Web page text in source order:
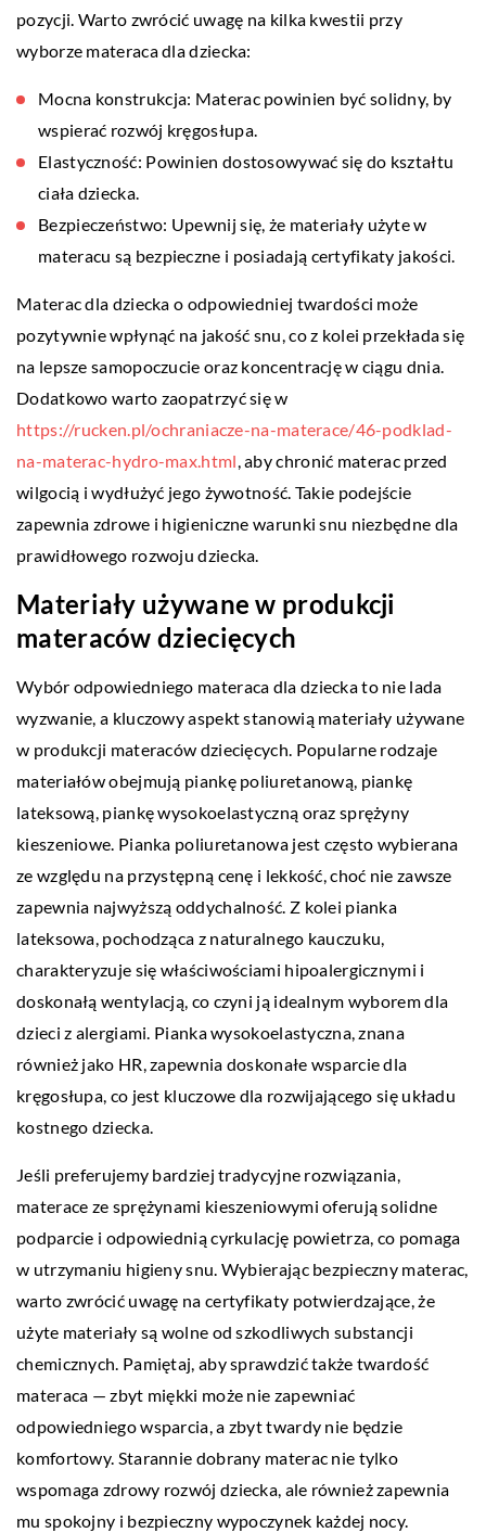
pozycji. Warto zwrócić uwagę na kilka kwestii przy
wyborze materaca dla dziecka:
Mocna konstrukcja: Materac powinien być solidny, by
wspierać rozwój kręgosłupa.
Elastyczność: Powinien dostosowywać się do kształtu
ciała dziecka.
Bezpieczeństwo: Upewnij się, że materiały użyte w
materacu są bezpieczne i posiadają certyfikaty jakości.
Materac dla dziecka o odpowiedniej twardości może
pozytywnie wpłynąć na jakość snu, co z kolei przekłada się
na lepsze samopoczucie oraz koncentrację w ciągu dnia.
Dodatkowo warto zaopatrzyć się w
https://rucken.pl/ochraniacze-na-materace/46-podklad-
na-materac-hydro-max.html, aby chronić materac przed
wilgocią i wydłużyć jego żywotność. Takie podejście
zapewnia zdrowe i higieniczne warunki snu niezbędne dla
prawidłowego rozwoju dziecka.
Materiały używane w produkcji
materaców dziecięcych
Wybór odpowiedniego materaca dla dziecka to nie lada
wyzwanie, a kluczowy aspekt stanowią materiały używane
w produkcji materaców dziecięcych. Popularne rodzaje
materiałów obejmują piankę poliuretanową, piankę
lateksową, piankę wysokoelastyczną oraz sprężyny
kieszeniowe. Pianka poliuretanowa jest często wybierana
ze względu na przystępną cenę i lekkość, choć nie zawsze
zapewnia najwyższą oddychalność. Z kolei pianka
lateksowa, pochodząca z naturalnego kauczuku,
charakteryzuje się właściwościami hipoalergicznymi i
doskonałą wentylacją, co czyni ją idealnym wyborem dla
dzieci z alergiami. Pianka wysokoelastyczna, znana
również jako HR, zapewnia doskonałe wsparcie dla
kręgosłupa, co jest kluczowe dla rozwijającego się układu
kostnego dziecka.
Jeśli preferujemy bardziej tradycyjne rozwiązania,
materace ze sprężynami kieszeniowymi oferują solidne
podparcie i odpowiednią cyrkulację powietrza, co pomaga
w utrzymaniu higieny snu. Wybierając bezpieczny materac,
warto zwrócić uwagę na certyfikaty potwierdzające, że
użyte materiały są wolne od szkodliwych substancji
chemicznych. Pamiętaj, aby sprawdzić także twardość
materaca — zbyt miękki może nie zapewniać
odpowiedniego wsparcia, a zbyt twardy nie będzie
komfortowy. Starannie dobrany materac nie tylko
wspomaga zdrowy rozwój dziecka, ale również zapewnia
mu spokojny i bezpieczny wypoczynek każdej nocy.